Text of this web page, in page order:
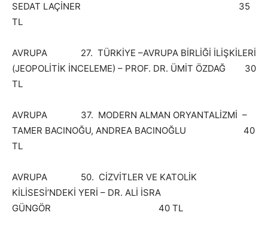
SEDAT LAÇİNER 35
TL
AVRUPA 27. TÜRKİYE –AVRUPA BİRLİĞİ İLİŞKİLERİ
(JEOPOLİTİK İNCELEME) – PROF. DR. ÜMİT ÖZDAĞ 30
TL
AVRUPA 37. MODERN ALMAN ORYANTALİZMİ –
TAMER BACINOĞU, ANDREA BACINOĞLU 40
TL
AVRUPA 50. CİZVİTLER VE KATOLİK
KİLİSESİ’NDEKİ YERİ – DR. ALİ İSRA
GÜNGÖR 40 TL